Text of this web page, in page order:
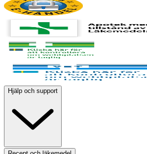
Hjälp och support